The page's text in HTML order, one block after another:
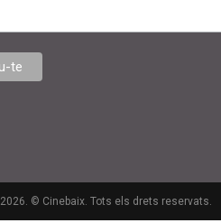
2026. © Cinebaix. Tots els drets reservats.